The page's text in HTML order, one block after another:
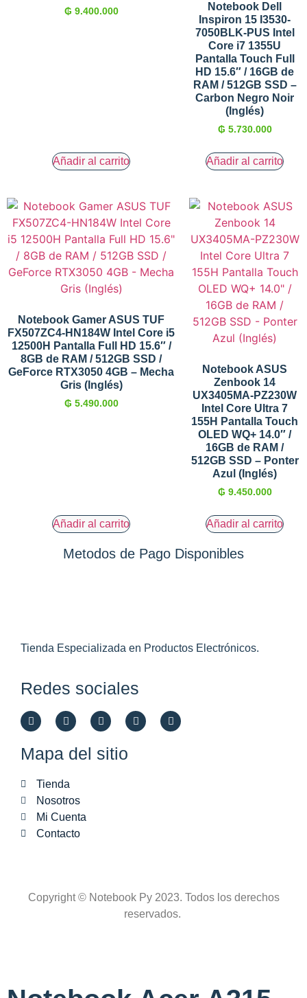
₲ 9.400.000
Añadir al carrito
Notebook Dell
Inspiron 15 I3530-
7050BLK-PUS Intel
Core i7 1355U
Pantalla Touch Full
HD 15.6″ / 16GB de
RAM / 512GB SSD –
Carbon Negro Noir
(Inglés)
₲ 5.730.000
Añadir al carrito
Notebook Gamer ASUS TUF
FX507ZC4-HN184W Intel Core i5
12500H Pantalla Full HD 15.6″ /
8GB de RAM / 512GB SSD /
GeForce RTX3050 4GB – Mecha
Gris (Inglés)
₲ 5.490.000
Añadir al carrito
Notebook ASUS
Zenbook 14
UX3405MA-PZ230W
Intel Core Ultra 7
155H Pantalla Touch
OLED WQ+ 14.0″ /
16GB de RAM /
512GB SSD – Ponter
Azul (Inglés)
₲ 9.450.000
Añadir al carrito
Metodos de Pago Disponibles
Tienda Especializada en Productos Electrónicos.
Redes sociales
Mapa del sitio
Tienda
Nosotros
Mi Cuenta
Contacto
Copyright © Notebook Py 2023. Todos los derechos
reservados.